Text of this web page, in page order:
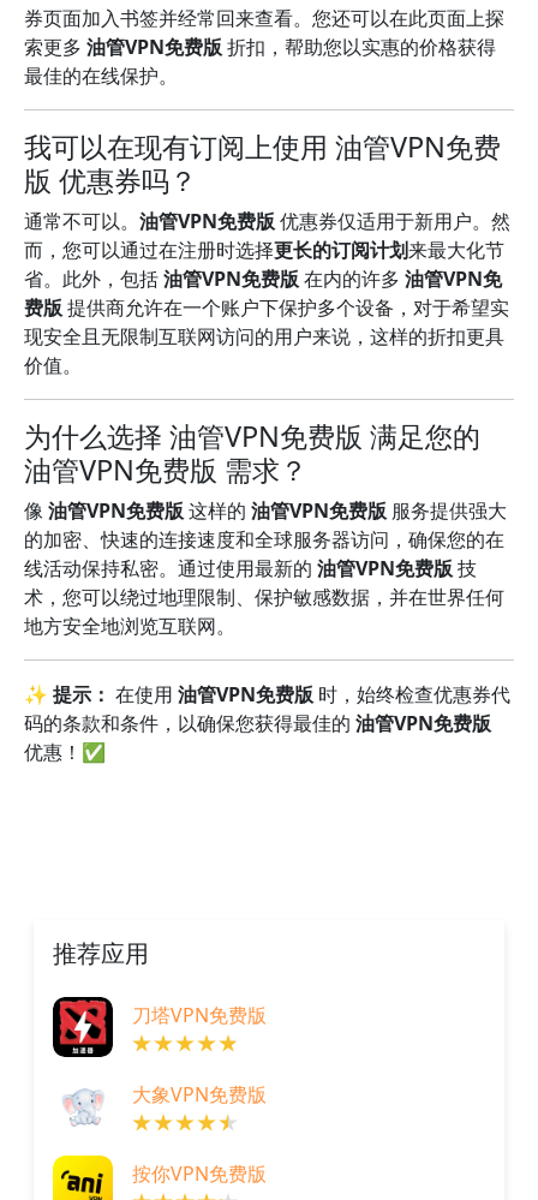
推荐应用
刀塔VPN免费版
大象VPN免费版
按你VPN免费版
券页面加入书签并经常回来查看。您还可以在此页面上探
索更多 油管VPN免费版 折扣，帮助您以实惠的价格获得
最佳的在线保护。
我可以在现有订阅上使用 油管VPN免费
版 优惠券吗？
通常不可以。 油管VPN免费版 优惠券仅适用于新用户。然
而，您可以通过在注册时选择更长的订阅计划来最大化节
省。此外，包括油管VPN免费版 在内的许多 油管VPN免
费版 提供商允许在一个账户下保护多个设备，对于希望实
现安全且无限制互联网访问的用户来说，这样的折扣更具
价值。
为什么选择 油管VPN免费版 满足您的
油管VPN免费版 需求？
像 油管VPN免费版 这样的 油管VPN免费版 服务提供强大
的加密、快速的连接速度和全球服务器访问，确保您的在
线活动保持私密。通过使用最新的 油管VPN免费版 技
术，您可以绕过地理限制、保护敏感数据，并在世界任何
地方安全地浏览互联网。
✨ 提示： 在使用 油管VPN免费版 时，始终检查优惠券代
码的条款和条件，以确保您获得最佳的 油管VPN免费版
优惠！✅